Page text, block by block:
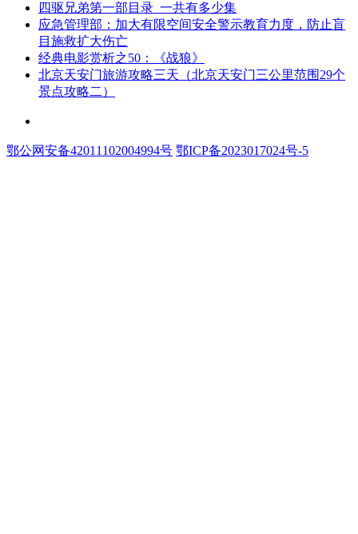
​四驱兄弟第一部目录_一共有多少集
​应急管理部：加大有限空间安全警示教育力度，防止盲
目施救扩大伤亡
​经典电影赏析之50：《战狼》
​北京天安门旅游攻略三天（北京天安门三公里范围29个
景点攻略二）
鄂公网安备42011102004994号 鄂ICP备2023017024号-5